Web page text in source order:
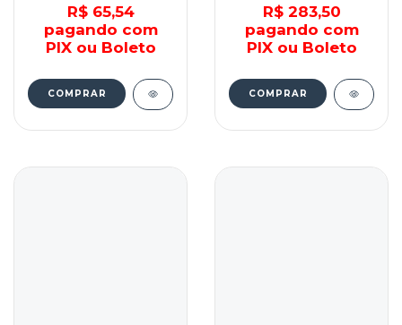
R$ 65,54
pagando com
PIX ou Boleto
COMPRAR
R$ 283,50
pagando com
PIX ou Boleto
COMPRAR